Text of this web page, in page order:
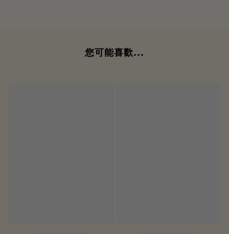
您可能喜歡...